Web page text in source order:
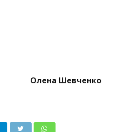
Олена Шевченко